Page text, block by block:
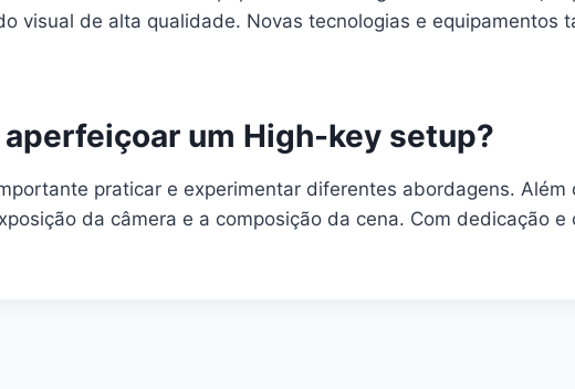
visual de alta qualidade. Novas tecnologias e equipamentos
um High-key setup?
praticar e experimentar diferentes abordagens.
da câmera e a composição da cena. Com dedicação